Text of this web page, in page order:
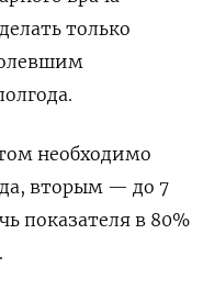
только
необходимо
вторым — до 7
показателя в 80%